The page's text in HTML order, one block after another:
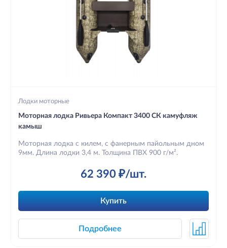
Лодки моторные
Моторная лодка Ривьера Компакт 3400 СК камуфляж
камыш
Моторная лодка с килем, с фанерным пайольным дном
9мм. Длина лодки 3,4 м. Толщина ПВХ 900 г/м².
62 390 ₽/шт.
Купить
Подробнее